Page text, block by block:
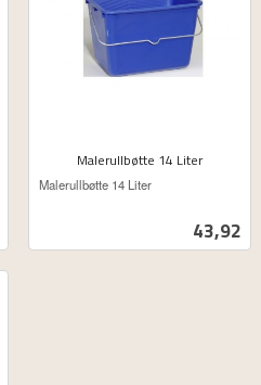
Malerullbøtte 14 Liter
Pris
43,92
ekskl.
Malerullbøtte 14 Liter